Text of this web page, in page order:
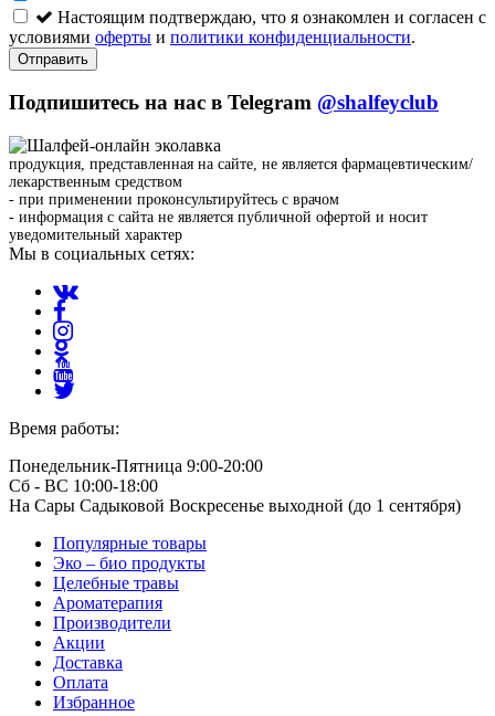
Настоящим подтверждаю, что я ознакомлен и согласен с
условиями оферты и политики конфиденциальности.
Отправить
Подпишитесь на нас в Telegram @shalfeyclub
продукция, представленная на сайте, не является фармацевтическим/
лекарственным средством
- при применении проконсультируйтесь с врачом
- информация с сайта не является публичной офертой и носит
уведомительный характер
Мы в социальных сетях:
Время работы:
Понедельник-Пятница 9:00-20:00
Сб - ВС 10:00-18:00
На Сары Садыковой Воскресенье выходной (до 1 сентября)
Популярные товары
Эко – био продукты
Целебные травы
Ароматерапия
Производители
Акции
Доставка
Оплата
Избранное